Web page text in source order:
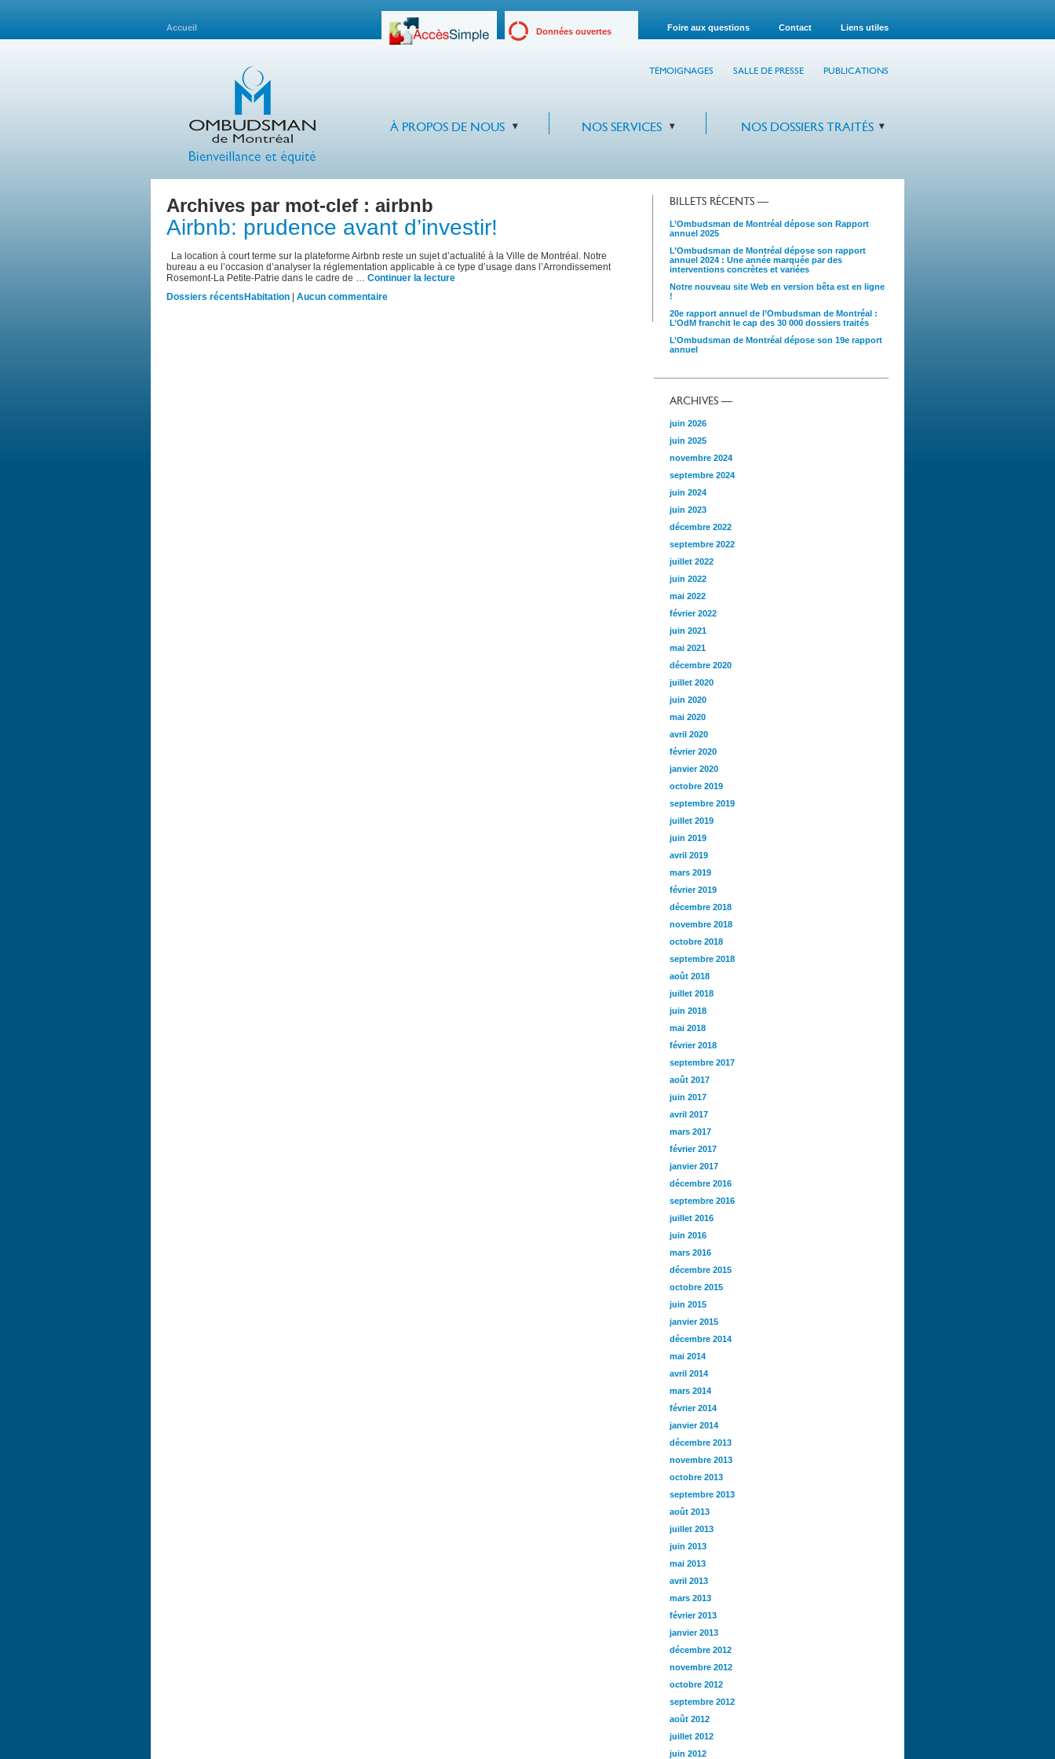
Accueil Données ouvertes Foire aux questions Contact Liens utiles
TÉMOIGNAGES SALLE DE PRESSE PUBLICATIONS
À PROPOS DE NOUS NOS SERVICES NOS DOSSIERS TRAITÉS
Archives par mot-clef : airbnb
Airbnb: prudence avant d’investir!
La location à court terme sur la plateforme Airbnb reste un sujet d’actualité à la Ville de Montréal. Notre
bureau a eu l’occasion d’analyser la réglementation applicable à ce type d’usage dans l’Arrondissement
Rosemont-La Petite-Patrie dans le cadre de … Continuer la lecture
Dossiers récents Habitation Aucun commentaire
BILLETS RÉCENTS —
L’Ombudsman de Montréal dépose son Rapport
annuel 2025
L’Ombudsman de Montréal dépose son rapport
annuel 2024 : Une année marquée par des
interventions concrètes et variées
Notre nouveau site Web en version bêta est en ligne
!
20e rapport annuel de l’Ombudsman de Montréal :
L’OdM franchit le cap des 30 000 dossiers traités
L’Ombudsman de Montréal dépose son 19e rapport
annuel
ARCHIVES —
juin 2026
juin 2025
novembre 2024
septembre 2024
juin 2024
juin 2023
décembre 2022
septembre 2022
juillet 2022
juin 2022
mai 2022
février 2022
juin 2021
mai 2021
décembre 2020
juillet 2020
juin 2020
mai 2020
avril 2020
février 2020
janvier 2020
octobre 2019
septembre 2019
juillet 2019
juin 2019
avril 2019
mars 2019
février 2019
décembre 2018
novembre 2018
octobre 2018
septembre 2018
août 2018
juillet 2018
juin 2018
mai 2018
février 2018
septembre 2017
août 2017
juin 2017
avril 2017
mars 2017
février 2017
janvier 2017
décembre 2016
septembre 2016
juillet 2016
juin 2016
mars 2016
décembre 2015
octobre 2015
juin 2015
janvier 2015
décembre 2014
mai 2014
avril 2014
mars 2014
février 2014
janvier 2014
décembre 2013
novembre 2013
octobre 2013
septembre 2013
août 2013
juillet 2013
juin 2013
mai 2013
avril 2013
mars 2013
février 2013
janvier 2013
décembre 2012
novembre 2012
octobre 2012
septembre 2012
août 2012
juillet 2012
juin 2012